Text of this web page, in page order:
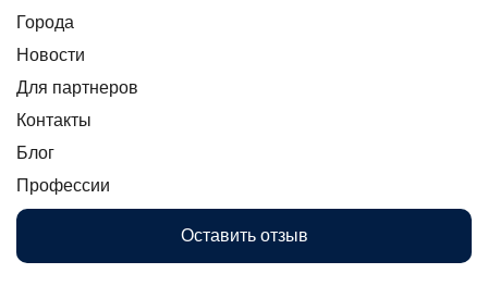
Города
Новости
Для партнеров
Контакты
Блог
Профессии
Оставить отзыв